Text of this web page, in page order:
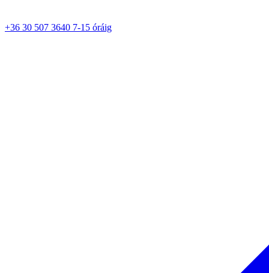
+36 30 507 3640 7-15 óráig